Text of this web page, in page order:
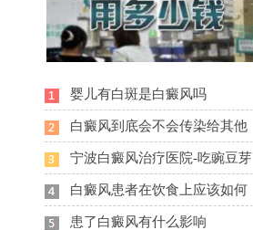
婴儿有白斑是白癜风吗
白癜风到底会不会传染给其他
宁波白癜风治疗医院-吃豌豆芽
白癜风患者在饮食上应该如何
患了白癜风有什么影响